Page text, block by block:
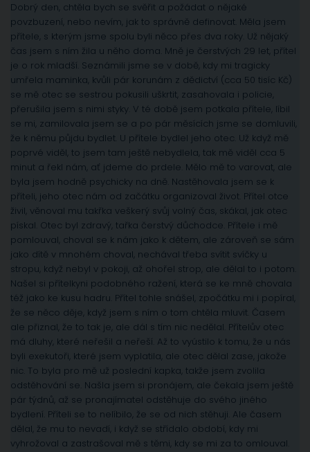
Dobrý den, chtěla bych se svěřit a požádat o nějaké
povzbuzení, nebo nevím, jak to správně definovat. Měla jsem
přítele, s kterým jsme spolu byli něco přes dva roky. Už nějaký
čas jsem s ním žila u něho doma. Mně je čerstvých 29 let, přítel
je o rok mladší. Seznámili jsme se v době, kdy mi tragicky
umřela maminka, kvůli pár korunám z dědictví (cca 50 tisíc Kč)
se mě otec se sestrou pokusili uškrtit, zasahovala i policie,
přerušila jsem s nimi styky. V té době jsem potkala přítele, líbil
se mi, zamilovala jsem se a po pár měsících jsme se domluvili,
že k němu půjdu bydlet. U přítele bydlel jeho otec. Už když mě
poprvé viděl, to jsem tam ještě nebydlela, tak mě viděl cca 5
minut a řekl nám, ať jdeme do prdele. Mělo mě to varovat, ale
byla jsem hodně psychicky na dně. Nastěhovala jsem se k
příteli, jeho otec nám od začátku organizoval život. Přítel otce
živil, věnoval mu takřka veškerý svůj volný čas, skákal, jak otec
pískal. Otec byl zdravý, tařka čerstvý důchodce. Přítele i mě
pomlouval, choval se k nám jako k dětem, ale zároveň se sám
jako dítě v mnohém choval, nechával třeba svítit svíčky u
stropu, když nebyl v pokoji, až ohořel strop, ale dělal to i potom.
Našel si přítelkyni podobného ražení, která se ke mně chovala
též jako ke kusu hadru. Přítel tohle snášel, zpočátku mi i popíral,
že se něco děje, když jsem s ním o tom chtěla mluvit. Časem
ale přiznal, že to tak je, ale dál s tím nic nedělal. Přítelův otec
má dluhy, které neřešil a neřeší. Až to vyústilo k tomu, že u nás
byli exekutoři, které jsem vyplatila, ale otec dělal zase, jakože
nic. To byla pro mě už poslední kapka, takže jsem zvolila
odstěhování se. Našla jsem si pronájem, ale čekala jsem ještě
pár týdnů, až se pronajímatel odstěhuje do svého jiného
bydlení. Příteli se to nelíbilo, že se od nich stěhuji. Ale časem
dělal, že mu to nevadí, i když se střídalo období, kdy mi
vyhrožoval a zastrašoval mě s těmi, kdy se mi za to omlouval.